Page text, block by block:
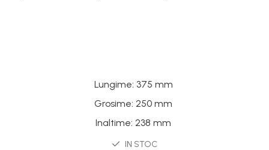
Lungime: 375 mm
Grosime: 250 mm
Inaltime: 238 mm
IN STOC